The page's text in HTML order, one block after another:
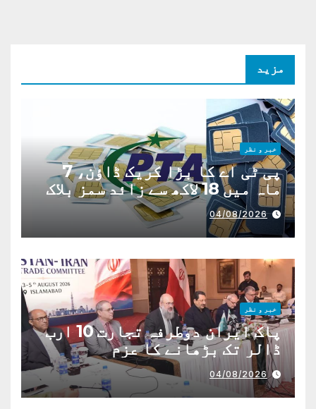
مزید
خبر و نظر
پی ٹی اے کا بڑا کریک ڈاؤن، 7
ماہ میں 18 لاکھ سے زائد سمز بلاک
04/08/2026
خبر و نظر
پاک ایران دوطرفہ تجارت 10 ارب
ڈالر تک بڑھانے کا عزم
04/08/2026